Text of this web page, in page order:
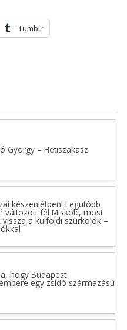
Tumblr
György – Hetiszakasz
készenlétben! Legutóbb
változott fél Miskolc, most
vissza a külföldi szurkolók –
hogy Budapest
egy zsidó származású